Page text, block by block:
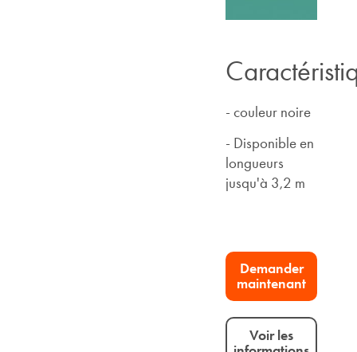
- couleur noire
- Disponible en
longueurs
jusqu'à 3,2 m
Demander
maintenant
Voir les